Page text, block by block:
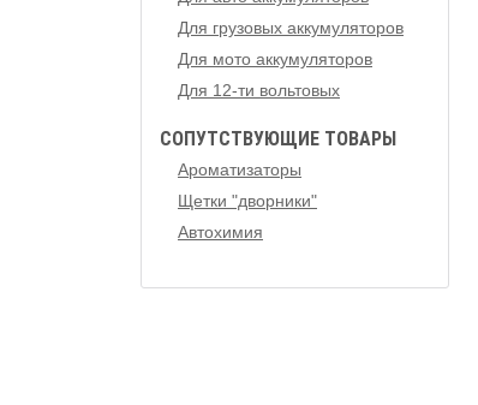
Для грузовых аккумуляторов
Для мото аккумуляторов
Для 12-ти вольтовых
СОПУТСТВУЮЩИЕ ТОВАРЫ
Ароматизаторы
Щетки "дворники"
Автохимия